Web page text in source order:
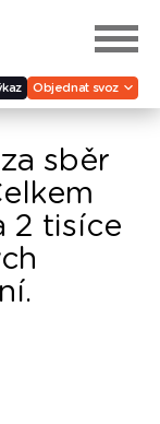
Objednat svoz
sběr
2 tisíce